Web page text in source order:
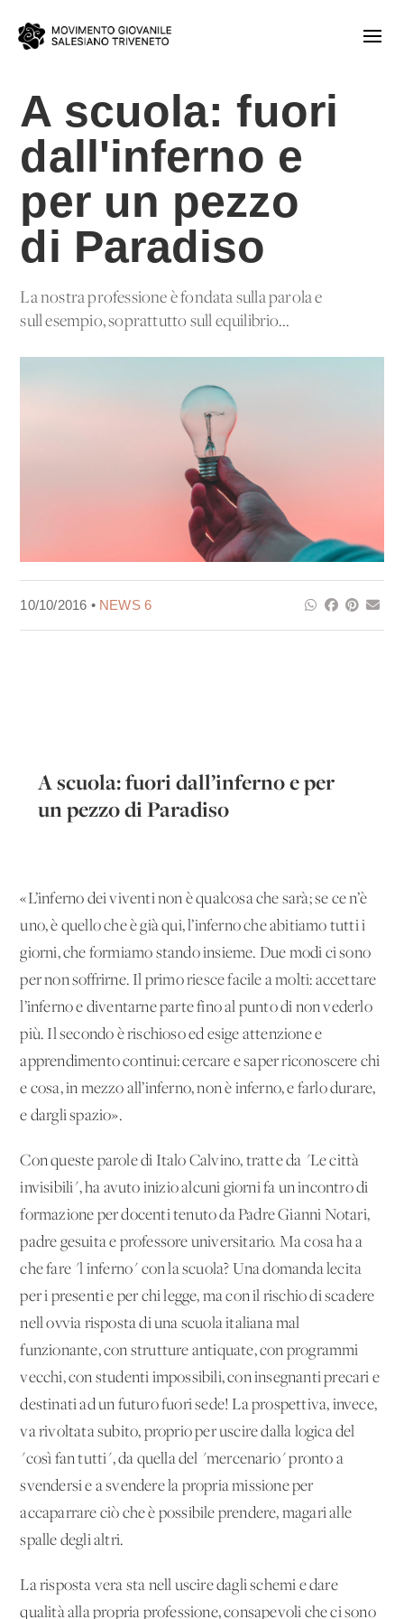
A scuola: fuori
dall'inferno e
per un pezzo
di Paradiso
La nostra professione è fondata sulla parola e
sull'esempio, soprattutto sull'equilibrio...
10/10/2016 • NEWS 6
A scuola: fuori dall’inferno e per
un pezzo di Paradiso
«L’inferno dei viventi non è qualcosa che sarà; se ce n’è
uno, è quello che è già qui, l’inferno che abitiamo tutti i
giorni, che formiamo stando insieme. Due modi ci sono
per non soffrirne. Il primo riesce facile a molti: accettare
l’inferno e diventarne parte fino al punto di non vederlo
più. Il secondo è rischioso ed esige attenzione e
apprendimento continui: cercare e saper riconoscere chi
e cosa, in mezzo all’inferno, non è inferno, e farlo durare,
e dargli spazio».
Con queste parole di Italo Calvino, tratte da "Le città
invisibili", ha avuto inizio alcuni giorni fa un incontro di
formazione per docenti tenuto da Padre Gianni Notari,
padre gesuita e professore universitario. Ma cosa ha a
che fare "l'inferno" con la scuola? Una domanda lecita
per i presenti e per chi legge, ma con il rischio di scadere
nell'ovvia risposta di una scuola italiana mal
funzionante, con strutture antiquate, con programmi
vecchi, con studenti impossibili, con insegnanti precari e
destinati ad un futuro fuori sede! La prospettiva, invece,
va rivoltata subito, proprio per uscire dalla logica del
"così fan tutti", da quella del "mercenario" pronto a
svendersi e a svendere la propria missione per
accaparrare ciò che è possibile prendere, magari alle
spalle degli altri.
La risposta vera sta nell'uscire dagli schemi e dare
qualità alla propria professione, consapevoli che ci sono